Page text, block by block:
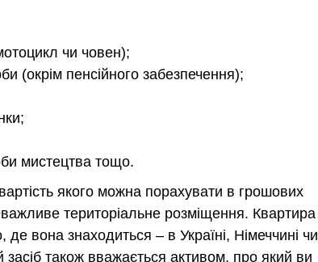
чи човен);
(окрім пенсійного забезпечення);
мистецтва тощо.
якого можна порахувати в грошових
територіальне розміщення. Квартира
вона знаходиться – в Україні, Німеччині чи
засіб також вважається активом, про який ви